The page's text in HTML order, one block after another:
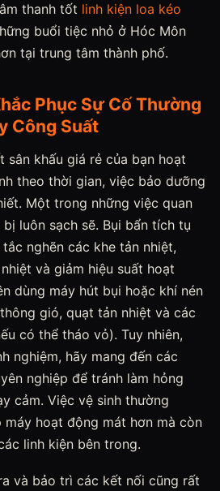
thanh tốt linh kiện loa kéo
buổi tiệc nhỏ ở Hóc Môn
tại trung tâm thành phố.
Phục Sự Cố Thường
Công Suất
sân khấu giá rẻ của bạn hoạt
theo thời gian, việc bảo dưỡng
Một trong những việc quan
luôn sạch sẽ. Bụi bẩn tích tụ
nghẽn các khe tản nhiệt,
và giảm hiệu suất hoạt
dùng máy hút bụi hoặc khí nén
gió, quạt tản nhiệt và các
có thể tháo vỏ). Tuy nhiên,
nghiệm, hãy mang đến các
nghiệp để tránh làm hỏng
cảm. Việc vệ sinh thường
máy hoạt động mát hơn mà còn
linh kiện bên trong.
và bảo trì các kết nối cũng rất